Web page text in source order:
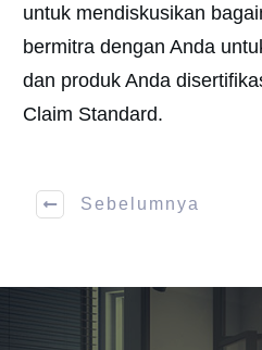
untuk mendiskusikan
bermitra dengan Anda
dan produk Anda
Claim Standard.
Sebelumnya